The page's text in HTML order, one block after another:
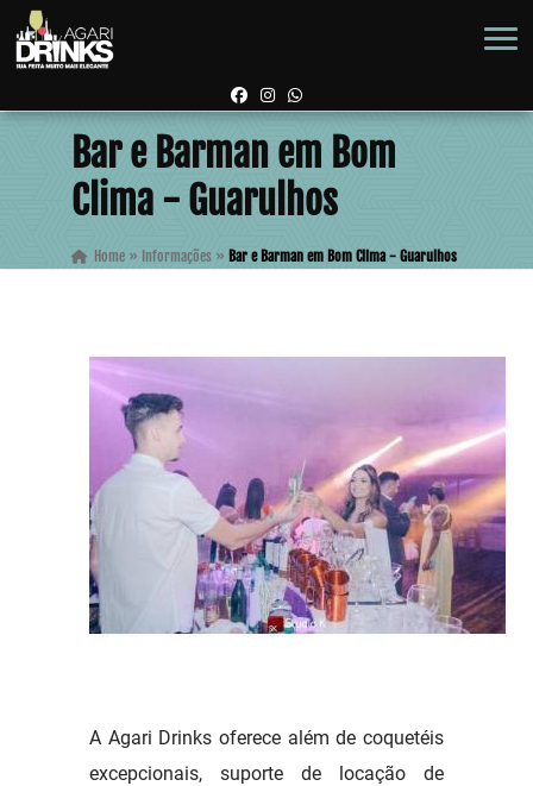
Bar e Barman em Bom
Clima - Guarulhos
Home» Informações » Bar e Barman em Bom Clima - Guarulhos
A Agari Drinks oferece além de coquetéis
excepcionais, suporte de locação de